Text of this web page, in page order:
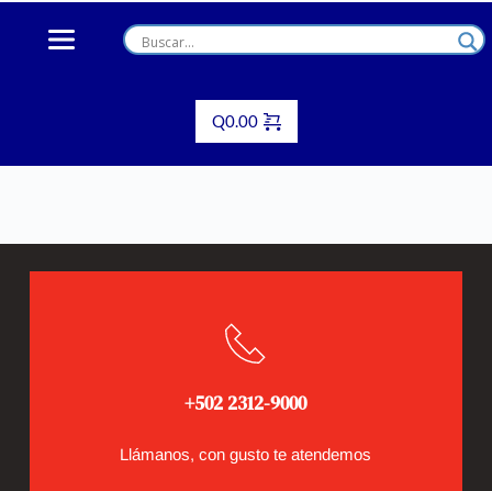
Skip
content
Q0.00
+502 2312-9000
Llámanos, con gusto te atendemos